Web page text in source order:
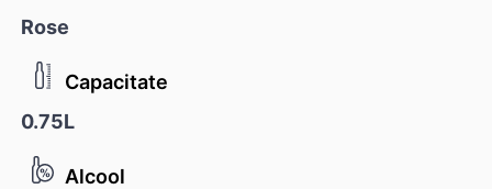
Rose
Capacitate
0.75L
Alcool